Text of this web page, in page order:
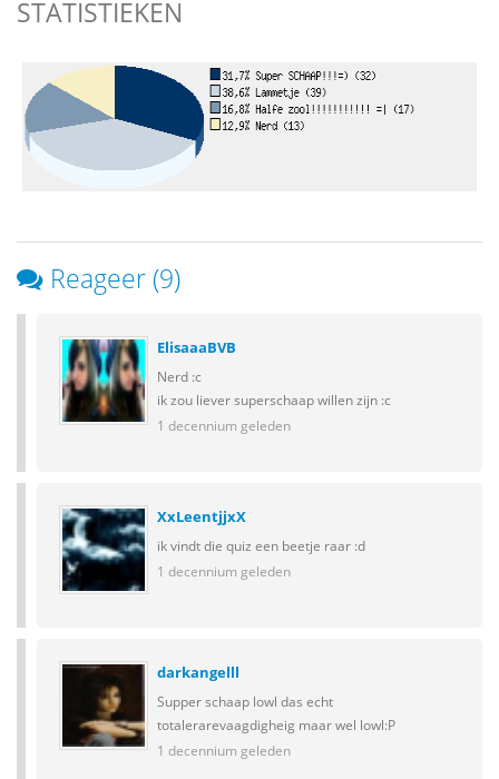
STATISTIEKEN
Reageer (9)
ElisaaaBVB
Nerd :c
ik zou liever superschaap willen zijn :c
1 decennium geleden
XxLeentjjxX
ik vindt die quiz een beetje raar :d
1 decennium geleden
darkangelll
Supper schaap lowl das echt
totalerarevaagdigheig maar wel lowl:P
1 decennium geleden